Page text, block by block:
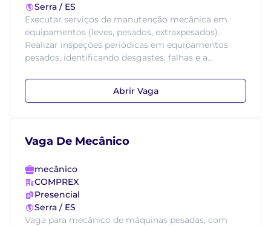
Serra / ES
Executar serviços de manutenção mecânica em
equipamentos (leves, pesados, extraxpesados).
Realizar inspeções periódicas em equipamentos
pesados, identificando desgastes, falhas e a...
Abrir Vaga
Vaga De Mecânico
mecânico
COMPREX
Presencial
Serra / ES
Vaga para mecânico de máquinas pesadas, com